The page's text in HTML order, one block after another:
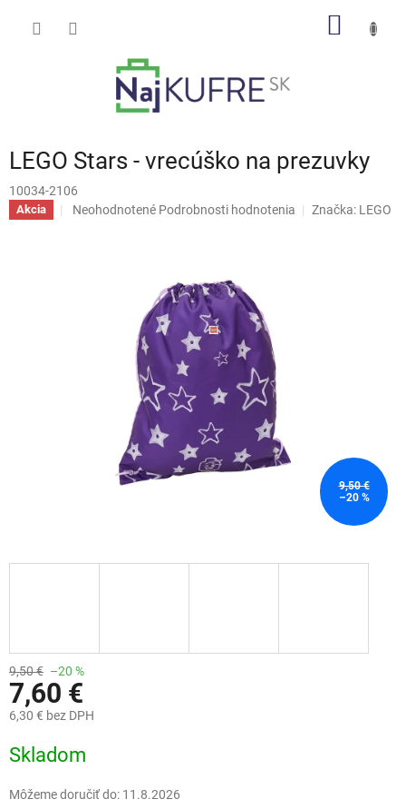
LEGO Stars - vrecúško na prezuvky
10034-2106
Akcia
Priemerné
Neohodnotené Podrobnosti hodnotenia Značka: LEGO
9,50 €
–20 %
9,50 € –20 %
7,60 €
6,30 € bez DPH
cena:
Skladom
Môžeme doručiť do: 11.8.2026